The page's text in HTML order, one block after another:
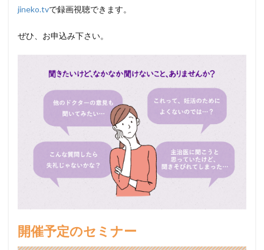
jineko.tvで録画視聴できます。
ぜひ、お申込み下さい。
開催予定のセミナー